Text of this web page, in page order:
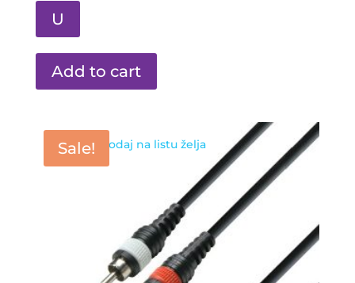
U
Add to cart
Sale! Dodaj na listu želja